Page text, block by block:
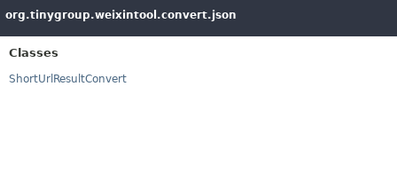
org.tinygroup.weixintool.convert.json
Classes
ShortUrlResultConvert